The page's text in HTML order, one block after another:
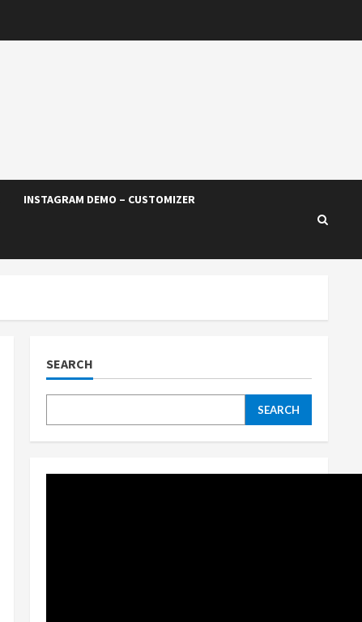
INSTAGRAM DEMO – CUSTOMIZER
SEARCH
SEARCH